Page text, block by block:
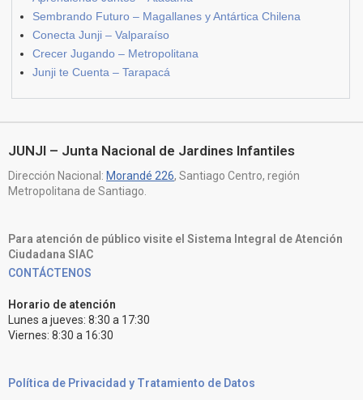
Sembrando Futuro – Magallanes y Antártica Chilena
Conecta Junji – Valparaíso
Crecer Jugando – Metropolitana
Junji te Cuenta – Tarapacá
JUNJI – Junta Nacional de Jardines Infantiles
Dirección Nacional: Morandé 226, Santiago Centro, región
Metropolitana de Santiago.
Para atención de público visite el Sistema Integral de Atención
Ciudadana SIAC
CONTÁCTENOS
Horario de atención
Lunes a jueves: 8:30 a 17:30
Viernes: 8:30 a 16:30
Política de Privacidad y Tratamiento de Datos